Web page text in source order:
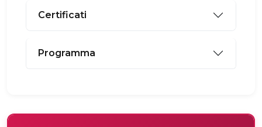
Certificati
Programma